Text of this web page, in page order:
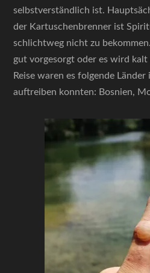
selbstverständlich ist.
der Kartuschenbrenner ist
schlichtweg nicht zu
gut vorgesorgt oder es wird kalt
Reise waren es folgende
auftreiben konnten: Bosnien,